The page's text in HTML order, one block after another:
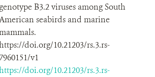
genotype B3.2 viruses among South
seabirds and marine
doi.org/10.21203/rs.3.rs-
v1
doi.org/10.21203/rs.3.rs-